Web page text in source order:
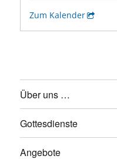
Über uns …
Gottesdienste
Angebote